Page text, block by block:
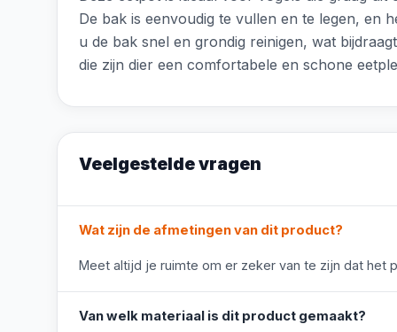
De bak is eenvoudig te vullen en te legen, en
u de bak snel en grondig reinigen, wat
die zijn dier een comfortabele en schone
Veelgestelde vragen
Wat zijn de afmetingen van dit product?
Meet altijd je ruimte om er zeker van te zijn dat het
Van welk materiaal is dit product gemaakt?